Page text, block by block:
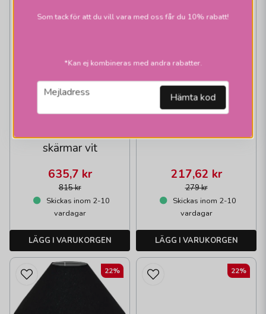
HALLBERGS BELYSNING
skärmar vit
815 kr
635,7 kr
Skickas inom 2-10
vardagar
LÄGG I VARUKORGEN
279 kr
217,62 kr
Skickas inom 2-10
vardagar
LÄGG I VARUKORGEN
22% 22%
Som tack för att du vill vara med oss får du 10% rabatt!
*Kan ej kombineras med andra rabatter.
email
Mejladress Hämta kod